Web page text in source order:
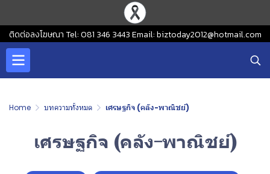
ติดต่อลงโฆษณา Tel: 081 346 3443 Email: biztoday2012@hotmail.com
Home บทความทั้งหมด เศรษฐกิจ (คลัง-พาณิชย์)
เศรษฐกิจ (คลัง-พาณิชย์)